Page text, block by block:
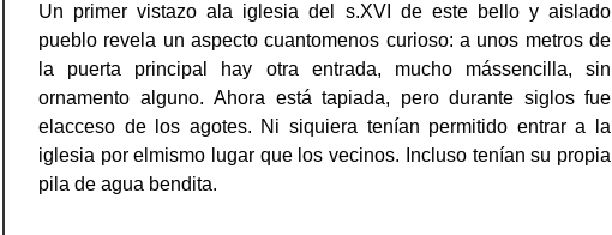
Un primer vistazo ala iglesia del s.XVI de este bello y aislado
pueblo revela un aspecto cuantomenos curioso: a unos metros de
la puerta principal hay otra entrada, mucho mássencilla, sin
ornamento alguno. Ahora está tapiada, pero durante siglos fue
elacceso de los agotes. Ni siquiera tenían permitido entrar a la
iglesia por elmismo lugar que los vecinos. Incluso tenían su propia
pila de agua bendita.